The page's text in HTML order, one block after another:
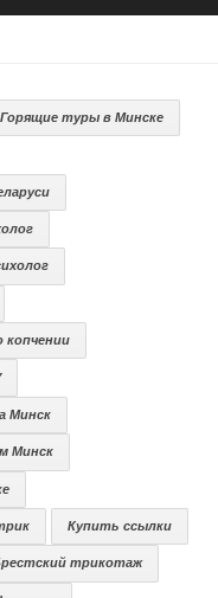
Горящие туры в Минске
копчении
Минск
Минск
Купить ссылки
трикотаж